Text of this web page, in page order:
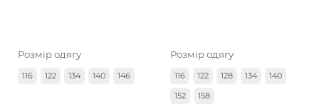
Розмір одягу
116 122 134 140 146
Розмір одягу
116 122 128 134
140
152
158